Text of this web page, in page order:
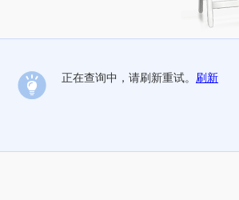
正在查询中，请刷新重试。 刷新